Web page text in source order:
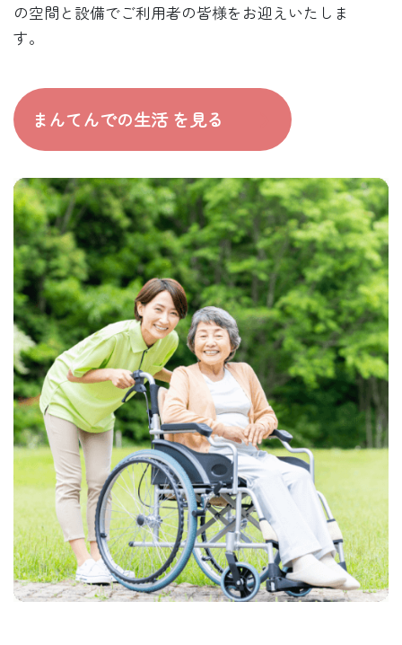
の空間と設備でご利用者の皆様をお迎えいたしま
す。
まんてんでの生活 を見る